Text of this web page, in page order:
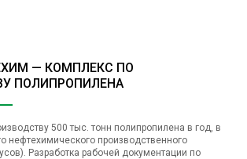
— КОМПЛЕКС ПО
ПОЛИПРОПИЛЕНА
500 тыс. тонн полипропилена в год, в
нефтехимического производственного
Разработка рабочей документации по